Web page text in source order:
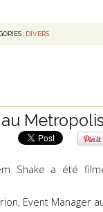
: DIVERS
Shake a été
Event Manager